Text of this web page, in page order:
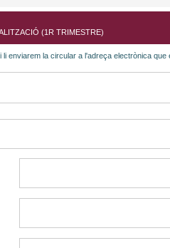
(1R TRIMESTRE)
enviarem la circular a l'adreça electrònica que